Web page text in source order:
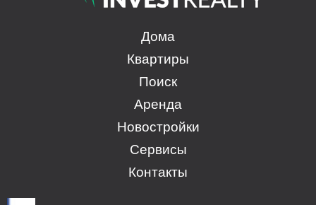
Дома
Квартиры
Поиск
Аренда
Новостройки
Сервисы
Контакты